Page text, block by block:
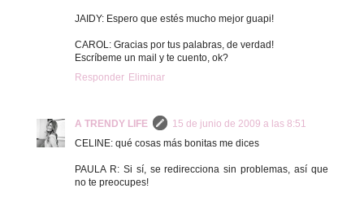
JAIDY: Espero que estés mucho mejor guapi!
CAROL: Gracias por tus palabras, de verdad!
Escríbeme un mail y te cuento, ok?
Responder Eliminar
A TRENDY LIFE
15 de junio de 2009 a las 8:51
CELINE: qué cosas más bonitas me dices
PAULA R: Si sí, se redirecciona sin problemas, así que
no te preocupes!